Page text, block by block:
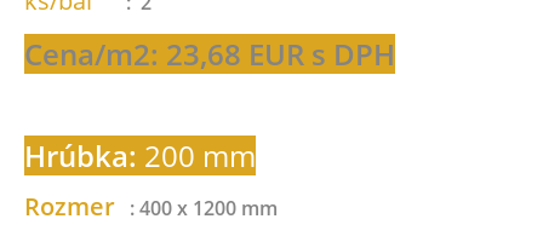
Cena/m2: 23,68 EUR s DPH
Hrúbka: 200 mm
Rozmer : 400 x 1200 mm